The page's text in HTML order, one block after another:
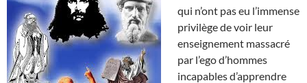
qui n’ont pas eu l’immense
privilège de voir leur
enseignement massacré
par l’ego d’hommes
incapables d’apprendre